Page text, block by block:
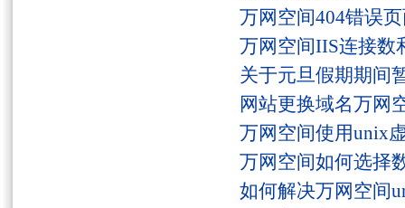
万网空间404错误
万网空间IIS连接数
关于元旦假期期间
网站更换域名万网
万网空间使用unix
万网空间如何选择
如何解决万网空间